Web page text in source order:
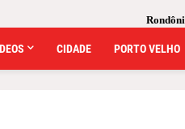
CIDADE PORTO VELHO